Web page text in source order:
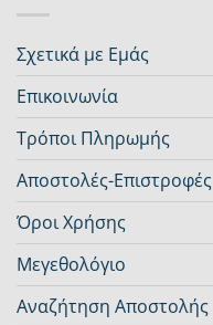
Σχετικά με Εμάς
Επικοινωνία
Τρόποι Πληρωμής
Αποστολές-Επιστροφές
Όροι Χρήσης
Μεγεθολόγιο
Αναζήτηση Αποστολής